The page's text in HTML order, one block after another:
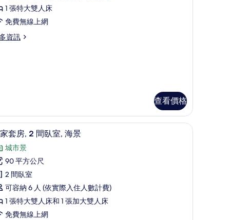
1 張特大雙人床
免費無線上網
資訊
查看價格
皇家套房, 2 間臥室, 海景 | 客房景觀
8 套房, 2 間臥室, 海景
城市景
90 平方公尺
2 間臥室
可容納 6 人 (依實際入住人數計費)
1 張特大雙人床和 1 張加大雙人床
免費無線上網